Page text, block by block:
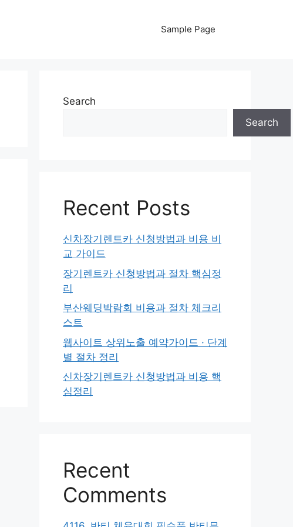
Sample Page
Search
Search
Recent Posts
신차장기렌트카 신청방법과 비용 비
교 가이드
장기렌트카 신청방법과 절차 핵심정
리
부산웨딩박람회 비용과 절차 체크리
스트
웹사이트 상위노출 예약가이드 · 단계
별 절차 정리
신차장기렌트카 신청방법과 비용 핵
심정리
Recent
Comments